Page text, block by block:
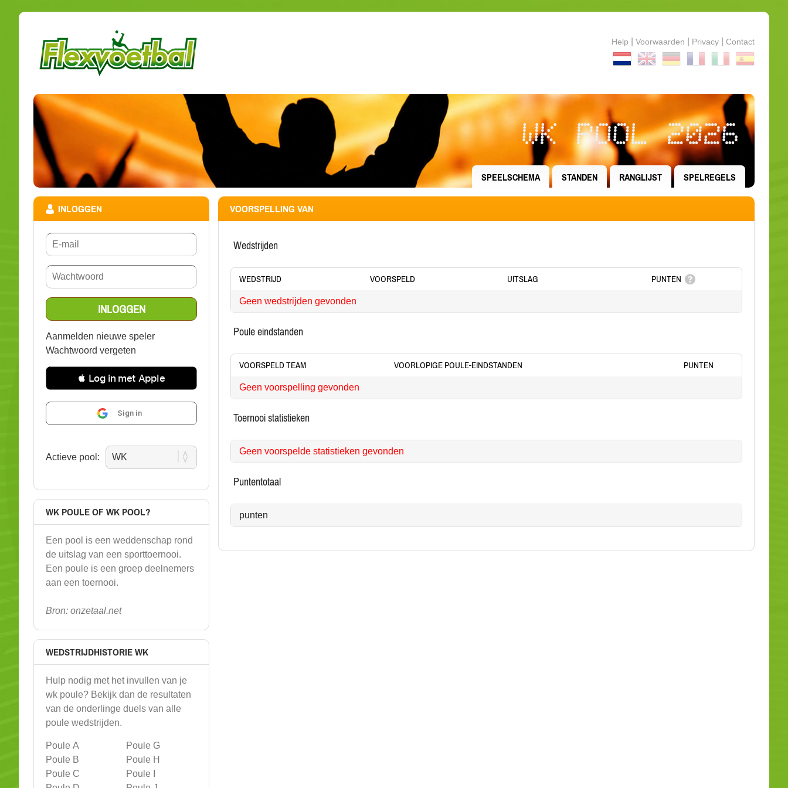
WK POOL 2026
Help Voorwaarden Privacy Contact
SPELREGELS
RANGLIJST
STANDEN
SPEELSCHEMA
INLOGGEN
Aanmelden nieuwe speler
Wachtwoord vergeten
 Log in met Apple
Sign in
Actieve pool:
WK POULE OF WK POOL?
Een pool is een weddenschap rond
de uitslag van een sporttoernooi.
Een poule is een groep deelnemers
aan een toernooi.
Bron: onzetaal.net
WEDSTRIJDHISTORIE WK
Hulp nodig met het invullen van je
wk poule? Bekijk dan de resultaten
van de onderlinge duels van alle
poule wedstrijden.
Poule A
Poule B
Poule C
Poule G
Poule H
Poule I
VOORSPELLING VAN
wedstrijden
WEDSTRIJD VOORSPELD UITSLAG PUNTEN
Geen wedstrijden gevonden
poule eindstanden
VOORSPELD TEAM VOORLOPIGE POULE-EINDSTANDEN PUNTEN
Geen voorspelling gevonden
toernooi statistieken
Geen voorspelde statistieken gevonden
puntentotaal
punten